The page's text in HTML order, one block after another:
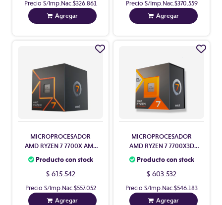
Precio S/Imp.Nac. $326.861
Agregar
Precio S/Imp.Nac. $370.559
Agregar
MICROPROCESADOR
AMD RYZEN 7 7700X AM5
CON VIDEO SIN COOLER
Producto con stock
$ 615.542
Precio S/Imp.Nac. $557.052
Agregar
MICROPROCESADOR
AMD RYZEN 7 7700X3D
AM5 CON VIDEO SIN
Producto con stock
$ 603.532
Precio S/Imp.Nac. $546.183
Agregar